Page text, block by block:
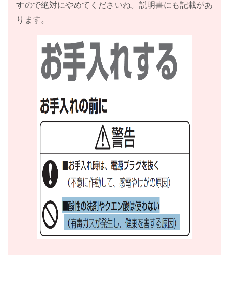
すので絶対にやめてくださいね。説明書にも記載があ
ります。